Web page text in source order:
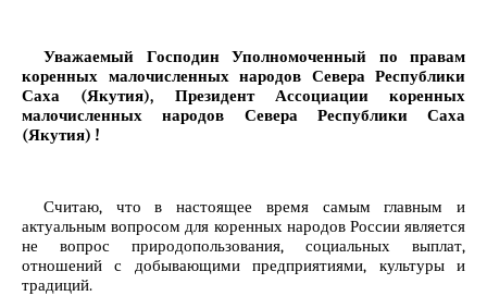
Уважаемый Господин Уполномоченный по правам
коренных малочисленных народов Севера Республики
Саха (Якутия), Президент Ассоциации коренных
малочисленных народов Севера Республики Саха
(Якутия) !
Считаю, что в настоящее время самым главным и
актуальным вопросом для коренных народов России является
не вопрос природопользования, социальных выплат,
отношений с добывающими предприятиями, культуры и
традиций.